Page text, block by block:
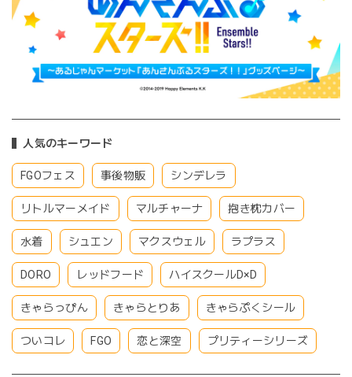
人気のキーワード
FGOフェス 事後物販 シンデレラ
リトルマーメイド マルチャーナ 抱き枕カバー
水着 シュエン マクスウェル ラプラス
DORO レッドフード ハイスクールD×D
きゃらっぴん きゃらとりあ きゃらぷくシール
ついコレ FGO 恋と深空 プリティーシリーズ